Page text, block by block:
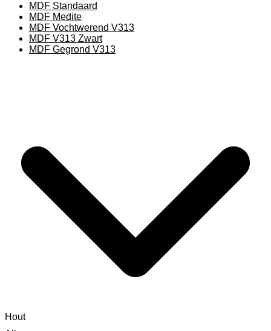
MDF Standaard
MDF Medite
MDF Vochtwerend V313
MDF V313 Zwart
MDF Gegrond V313
Hout